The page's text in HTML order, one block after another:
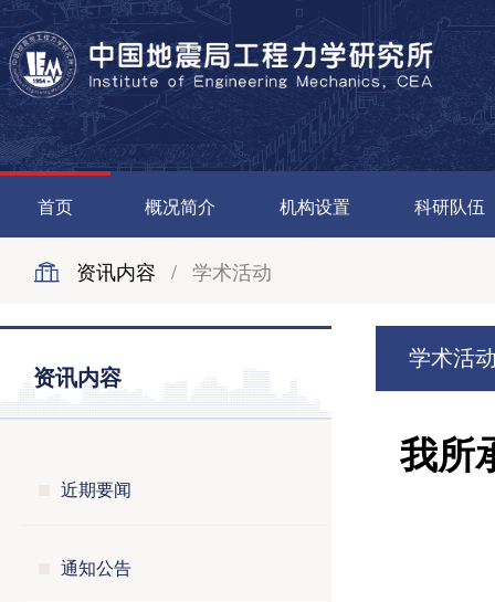
首页 概况简介 机构设置 科研队伍
资讯内容 / 学术活动
资讯内容
近期要闻
通知公告
学术活
我所